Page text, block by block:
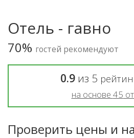
Отель - гавно
70% гостей рекомендуют
0.9из 5
на основе 45
Проверить цены и